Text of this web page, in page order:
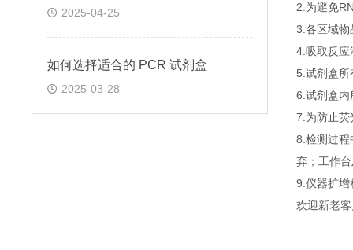
2025-04-25
如何选择适合的 PCR 试剂盒
2025-03-28
2.为避免
3.各区域物
4.吸取反应
5.试剂盒所
6.试剂盒内
7.为防止荧
8.检测过程
弃；工作
9.仪器扩增
欢迎新老